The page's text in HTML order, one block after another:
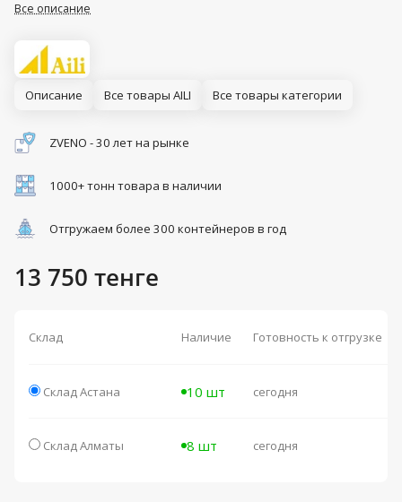
Все описание
Описание Все товары AILI Все товары категории
ZVENO - 30 лет на рынке
1000+ тонн товара в наличии
Отгружаем более 300 контейнеров в год
13 750 тенге
Склад Наличие Готовность к отгрузке
Склад Астана 10 шт сегодня
Склад Алматы 8 шт сегодня